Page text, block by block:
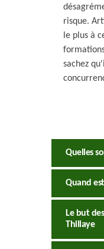
risque.
le plus à
sachez
Quelles
Quand
Le but
Thillaye